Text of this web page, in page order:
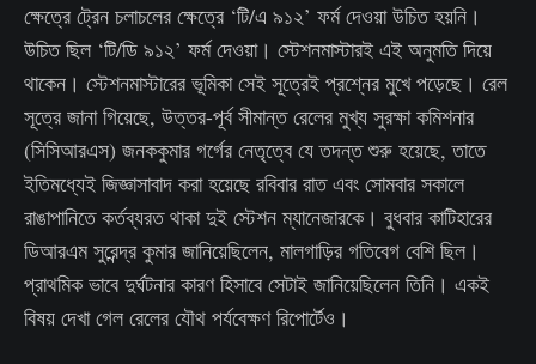
ক্ষেত্রে ট্রেন চলাচলের ক্ষেত্রে ‘টি/এ ৯১২’ ফর্ম দেওয়া উচিত হয়নি।
উচিত ছিল ‘টি/ডি ৯১২’ ফর্ম দেওয়া। স্টেশনমাস্টারই এই অনুমতি দিয়ে
থাকেন। স্টেশনমাস্টারের ভূমিকা সেই সূত্রেই প্রশ্নের মুখে পড়েছে। রেল
সূত্রে জানা গিয়েছে, উত্তর-পূর্ব সীমান্ত রেলের মুখ্য সুরক্ষা কমিশনার
(সিসিআরএস) জনককুমার গর্গের নেতৃত্বে যে তদন্ত শুরু হয়েছে, তাতে
ইতিমধ্যেই জিজ্ঞাসাবাদ করা হয়েছে রবিবার রাত এবং সোমবার সকালে
রাঙাপানিতে কর্তব্যরত থাকা দুই স্টেশন ম্যানেজারকে। বুধবার কাটিহারের
ডিআরএম সুরেন্দ্র কুমার জানিয়েছিলেন, মালগাড়ির গতিবেগ বেশি ছিল।
প্রাথমিক ভাবে দুর্ঘটনার কারণ হিসাবে সেটাই জানিয়েছিলেন তিনি। একই
বিষয় দেখা গেল রেলের যৌথ পর্যবেক্ষণ রিপোর্টেও।